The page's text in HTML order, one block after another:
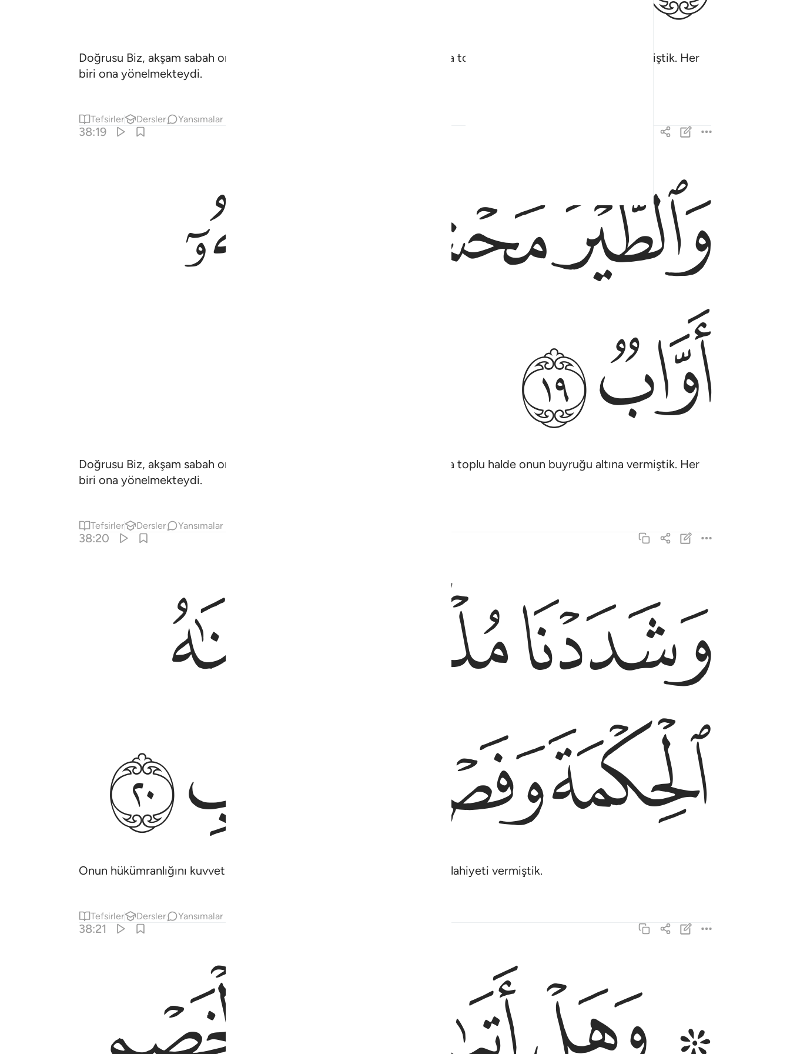
Doğrusu Biz, akşam sabah onunla beraber tesbih eden dağları, kuşları da toplu halde onun buyruğu altına vermiştik. Her
biri ona yönelmekteydi.
Tefsirler Dersler Yansımalar
38:19
وَٱلطَّيْرَ مَحْشُورَةًۭ ۖ كُلٌّۭ لَّهُۥٓ أَوَّابٌۭ ١٩
ﱖﱗﱘ
ﱚ
ﱛﱜ
Doğrusu Biz, akşam sabah onunla beraber tesbih eden dağları, kuşları da toplu halde onun buyruğu altına vermiştik. Her
biri ona yönelmekteydi.
Tefsirler Dersler Yansımalar
38:20
ﱝﱞ
ﱟ
ﱠﱡ ﱢﱣ
Onun hükümranlığını kuvvetlendirmiştik. Ona hikmet ve kesin hüküm selahiyeti vermiştik.
Tefsirler Dersler Yansımalar
38:21
۞ وَهَلْ أَتَىٰكَ نَبَؤُا۟ ٱلْخَصْمِ إِذْ تَسَوَّرُوا۟ ٱلْمِحْرَابَ ٢١